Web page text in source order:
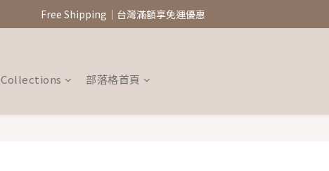
新註冊會員領$100元購物金
Free Shipping｜台灣滿額享免運優惠
Collections 部落格首頁